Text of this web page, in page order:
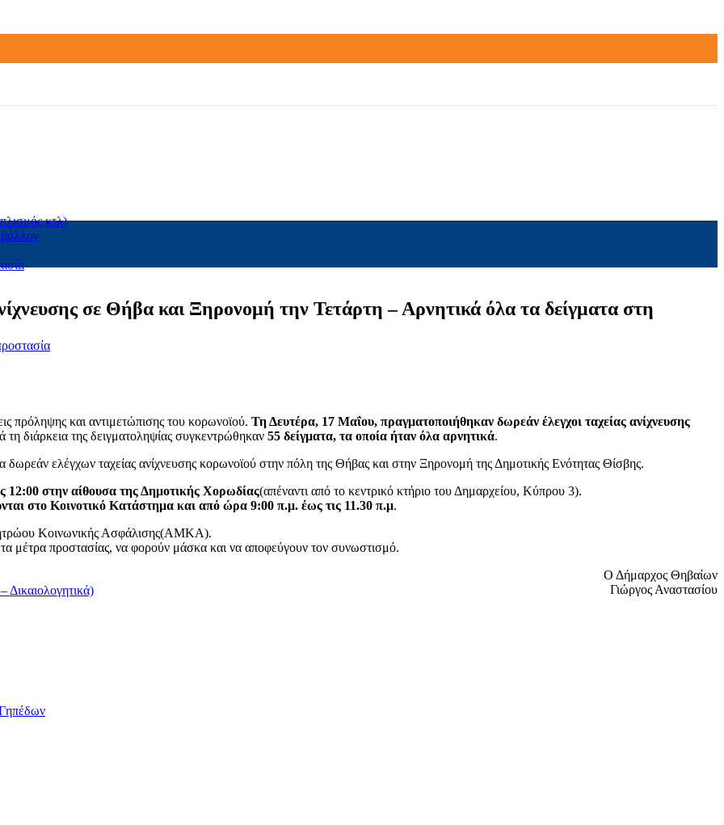
κτλ)
σε Θήβα και Ξηρονομή την Τετάρτη – Αρνητικά όλα τα δείγματα στη
πρόληψης και αντιμετώπισης του κορωνοϊού. Τη Δευτέρα, 17 Μαΐου, πραγματοποιήθηκαν δωρεάν έλεγχοι ταχείας ανίχνευσης
τη διάρκεια της δειγματοληψίας συγκεντρώθηκαν 55 δείγματα, τα οποία ήταν όλα αρνητικά.
δωρεάν ελέγχων ταχείας ανίχνευσης κορωνοϊού στην πόλη της Θήβας και στην Ξηρονομή της Δημοτικής Ενότητας Θίσβης.
12:00 στην αίθουσα της Δημοτικής Χορωδίας(απέναντι από το κεντρικό κτήριο του Δημαρχείου, Κύπρου 3).
στο Κοινοτικό Κατάστημα και από ώρα 9:00 π.μ. έως τις 11.30 π.μ.
Κοινωνικής Ασφάλισης(ΑΜΚΑ).
μέτρα προστασίας, να φορούν μάσκα και να αποφεύγουν τον συνωστισμό.
Ο Δήμαρχος Θηβαίων
Γιώργος Αναστασίου